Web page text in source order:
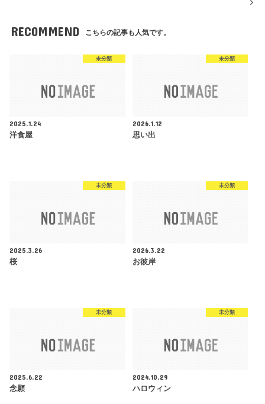
RECOMMEND こちらの記事も人気です。
未分類
2025.1.24
洋食屋
未分類
2026.1.12
思い出
未分類
2025.3.26
桜
未分類
2026.3.22
お彼岸
未分類
2025.6.22
念願
未分類
2024.10.29
ハロウィン